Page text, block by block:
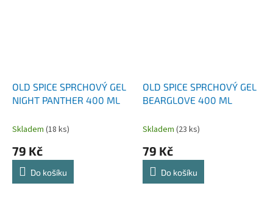
OLD SPICE SPRCHOVÝ GEL
NIGHT PANTHER 400 ML
Skladem (18 ks)
79 Kč
Do košíku
OLD SPICE SPRCHOVÝ GEL
BEARGLOVE 400 ML
Skladem (23 ks)
79 Kč
Do košíku